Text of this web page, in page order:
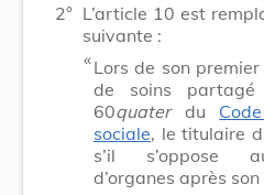
2° L’article 10 est
suivante :
​ «Lors de son
de soins
60quaterdu
sociale, le titulaire
s’il s’oppose
d’organes après son